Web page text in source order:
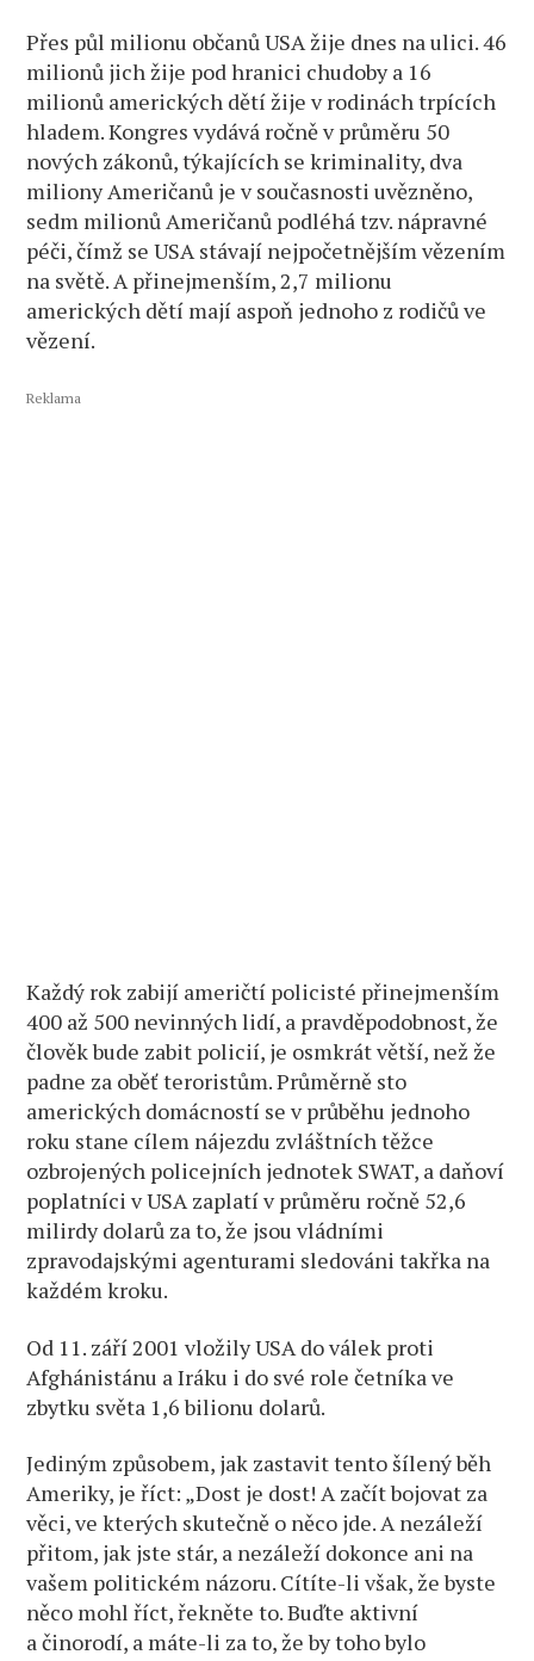
Přes půl milionu občanů USA žije dnes na ulici. 46
milionů jich žije pod hranici chudoby a 16
milionů amerických dětí žije v rodinách trpících
hladem. Kongres vydává ročně v průměru 50
nových zákonů, týkajících se kriminality, dva
miliony Američanů je v současnosti uvězněno,
sedm milionů Američanů podléhá tzv. nápravné
péči, čímž se USA stávají nejpočetnějším vězením
na světě. A přinejmenším, 2,7 milionu
amerických dětí mají aspoň jednoho z rodičů ve
vězení.
Reklama
Každý rok zabijí američtí policisté přinejmenším
400 až 500 nevinných lidí, a pravděpodobnost, že
člověk bude zabit policií, je osmkrát větší, než že
padne za oběť teroristům. Průměrně sto
amerických domácností se v průběhu jednoho
roku stane cílem nájezdu zvláštních těžce
ozbrojených policejních jednotek SWAT, a daňoví
poplatníci v USA zaplatí v průměru ročně 52,6
milirdy dolarů za to, že jsou vládními
zpravodajskými agenturami sledováni takřka na
každém kroku.
Od 11. září 2001 vložily USA do válek proti
Afghánistánu a Iráku i do své role četníka ve
zbytku světa 1,6 bilionu dolarů.
Jediným způsobem, jak zastavit tento šílený běh
Ameriky, je říct: „Dost je dost! A začít bojovat za
věci, ve kterých skutečně o něco jde. A nezáleží
přitom, jak jste stár, a nezáleží dokonce ani na
vašem politickém názoru. Cítíte-li však, že byste
něco mohl říct, řekněte to. Buďte aktivní
a činorodí, a máte-li za to, že by toho bylo